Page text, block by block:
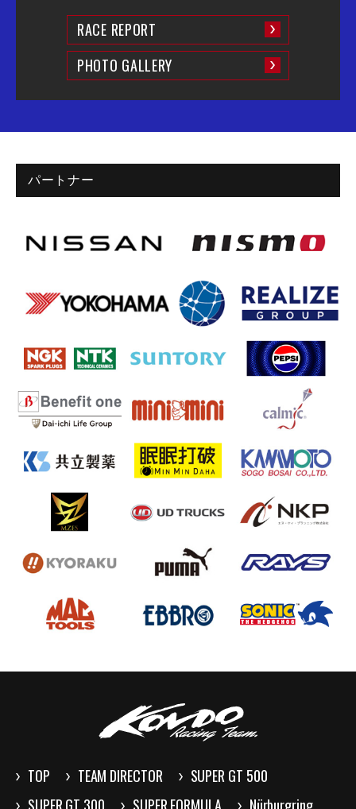
RACE REPORT
PHOTO GALLERY
パートナー
TOP TEAM DIRECTOR
SUPER GT 500